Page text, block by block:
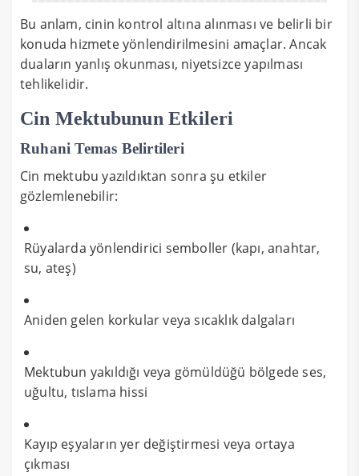
Bu anlam, cinin kontrol altına alınması ve belirli bir
konuda hizmete yönlendirilmesini amaçlar. Ancak
duaların yanlış okunması, niyetsizce yapılması
tehlikelidir.
Cin Mektubunun Etkileri
Ruhani Temas Belirtileri
Cin mektubu yazıldıktan sonra şu etkiler
gözlemlenebilir:
Rüyalarda yönlendirici semboller (kapı, anahtar,
su, ateş)
Aniden gelen korkular veya sıcaklık dalgaları
Mektubun yakıldığı veya gömüldüğü bölgede ses,
uğultu, tıslama hissi
Kayıp eşyaların yer değiştirmesi veya ortaya
çıkması